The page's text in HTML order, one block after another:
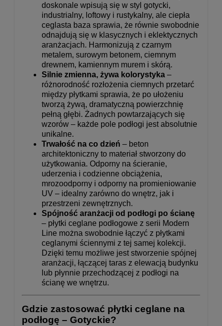
doskonale wpisują się w styl gotycki,
industrialny, loftowy i rustykalny, ale ciepła
ceglasta baza sprawia, że równie swobodnie
odnajdują się w klasycznych i eklektycznych
aranżacjach. Harmonizują z czarnym
metalem, surowym betonem, ciemnym
drewnem, kamiennym murem i skórą.
Silnie zmienna, żywa kolorystyka –
różnorodność rozłożenia ciemnych przetarć
między płytkami sprawia, że po ułożeniu
tworzą żywą, dramatyczną powierzchnię
pełną głębi. Żadnych powtarzających się
wzorów – każde pole podłogi jest absolutnie
unikalne.
Trwałość na co dzień – beton
architektoniczny to materiał stworzony do
użytkowania. Odporny na ścieranie,
uderzenia i codzienne obciążenia,
mrozoodporny i odporny na promieniowanie
UV – idealny zarówno do wnętrz, jak i
przestrzeni zewnętrznych.
Spójność aranżacji od podłogi po ścianę
– płytki ceglane podłogowe z serii Modern
Line można swobodnie łączyć z płytkami
ceglanymi ściennymi z tej samej kolekcji.
Dzięki temu możliwe jest stworzenie spójnej
aranżacji, łączącej taras z elewacją budynku
lub płynnie przechodzącej z podłogi na
ścianę we wnętrzu.
Gdzie zastosować płytki ceglane na
podłogę – Gotyckie?